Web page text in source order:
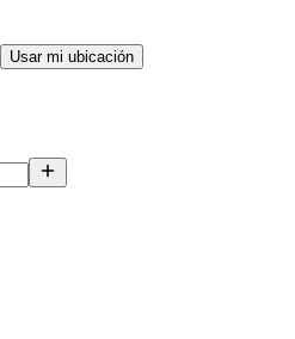
Usar mi ubicación